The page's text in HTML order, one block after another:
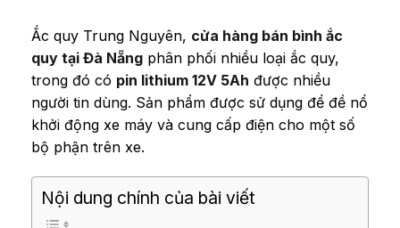
Ắc quy Trung Nguyên, cửa hàng bán bình ắc
quy tại Đà Nẵng phân phối nhiều loại ắc quy,
trong đó có pin lithium 12V 5Ah được nhiều
người tin dùng. Sản phẩm được sử dụng để đề nổ
khởi động xe máy và cung cấp điện cho một số
bộ phận trên xe.
Nội dung chính của bài viết